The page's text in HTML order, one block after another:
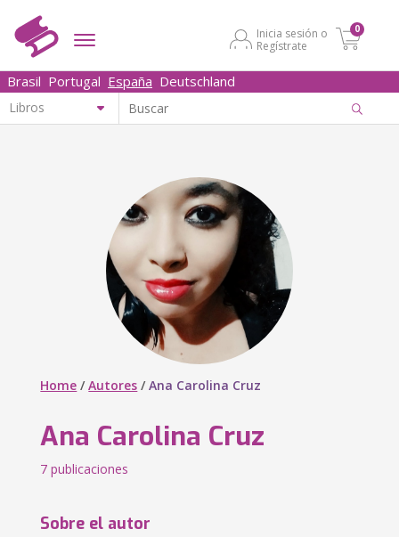
Inicia sesión o
Regístrate
0
Brasil Portugal España Deutschland
Home /Autores /Ana Carolina Cruz
Ana Carolina Cruz
7 publicaciones
Sobre el autor